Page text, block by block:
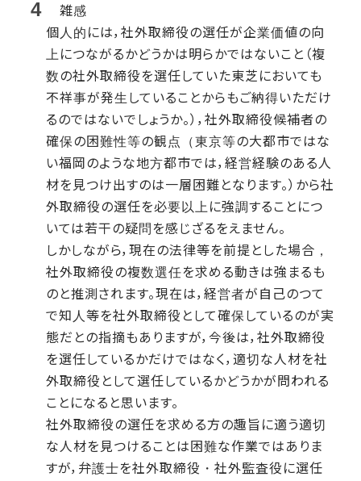
雑感
個人的には，社外取締役の選任が企業価値の向
上につながるかどうかは明らかではないこと（複
数の社外取締役を選任していた東芝においても
不祥事が発生していることからもご納得いただけ
るのではないでしょうか。），社外取締役候補者の
確保の困難性等の観点（東京等の大都市ではな
い福岡のような地方都市では，経営経験のある人
材を見つけ出すのは一層困難となります。）から社
外取締役の選任を必要以上に強調することにつ
いては若干の疑問を感じざるをえません。
しかしながら，現在の法律等を前提とした場合，
社外取締役の複数選任を求める動きは強まるも
のと推測されます。現在は，経営者が自己のつて
で知人等を社外取締役として確保しているのが実
態だとの指摘もありますが，今後は，社外取締役
を選任しているかだけではなく，適切な人材を社
外取締役として選任しているかどうかが問われる
ことになると思います。
社外取締役の選任を求める方の趣旨に適う適切
な人材を見つけることは困難な作業ではありま
すが，弁護士を社外取締役・社外監査役に選任